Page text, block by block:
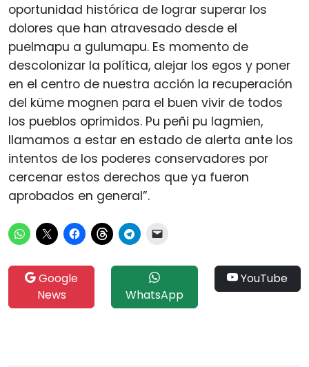
oportunidad histórica de lograr superar los
dolores que han atravesado desde el
puelmapu a gulumapu. Es momento de
descolonizar la política, alejar los egos y poner
en el centro de nuestra acción la recuperación
del küme mognen para el buen vivir de todos
los pueblos oprimidos. Pu peñi pu lagmien,
llamamos a estar en estado de alerta ante los
intentos de los poderes conservadores por
cercenar estos derechos que ya fueron
aprobados en general”.
Google
News
WhatsApp
YouTube